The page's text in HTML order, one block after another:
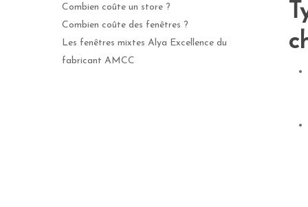
Combien coûte un store ?
Combien coûte des fenêtres ?
Les fenêtres mixtes Alya Excellence du
fabricant AMCC